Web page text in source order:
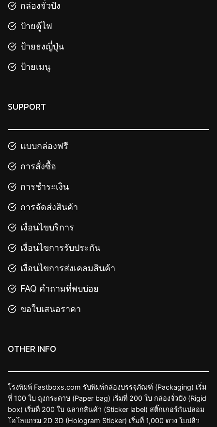
กล่องจั่วปัง
ป้ายตู้ไฟ
ป้ายธงญี่ปุ่น
ป้ายเมนู
SUPPORT
แบบกล่องฟรี
การสั่งซื้อ
การชำระเงิน
การจัดส่งสินค้า
เงื่อนไขบริการ
เงื่อนไขการรับประกัน
เงื่อนไขการส่งเคลมสินค้า
FAQ คำถามที่พบบ่อย
ขอใบเสนอราคา
OTHER INFO
โรงพิมพ์ Fastboxs.com รับพิมพ์กล่องบรรจุภัณฑ์ (Packaging) เริ่ม
ที่ 100 ใบ ถุงกระดาษ (Paper bag) เริ่มที่ 200 ใบ กล่องจั่วปัง (Rigid
box) เริ่มที่ 200 ใบ ฉลากสินค้า (Sticker label) สติ๊กเกอร์กันปลอม
โฮโลแกรม 2D 3D (Hologram Sticker) เริ่มที่ 1,000 ดวง ใบปลิว